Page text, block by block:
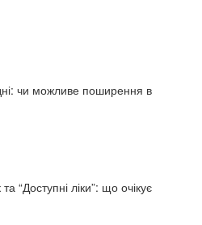
чи можливе поширення в
“Доступні ліки”: що очікує